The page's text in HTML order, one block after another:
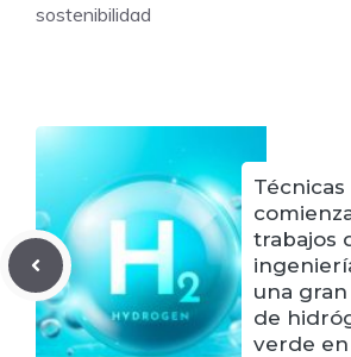
sostenibilidad
trabajos
una
de
verde